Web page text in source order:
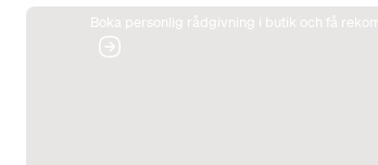
Boka personlig rådgivning i butik och få